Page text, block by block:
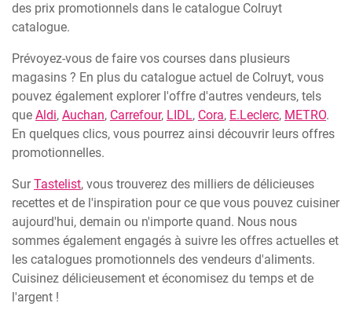
des prix promotionnels dans le catalogue Colruyt
catalogue.
Prévoyez-vous de faire vos courses dans plusieurs
magasins ? En plus du catalogue actuel de Colruyt, vous
pouvez également explorer l'offre d'autres vendeurs, tels
que Aldi, Auchan, Carrefour, LIDL, Cora, E.Leclerc, METRO.
En quelques clics, vous pourrez ainsi découvrir leurs offres
promotionnelles.
SurTastelist, vous trouverez des milliers de délicieuses
recettes et de l'inspiration pour ce que vous pouvez cuisiner
aujourd'hui, demain ou n'importe quand. Nous nous
sommes également engagés à suivre les offres actuelles et
les catalogues promotionnels des vendeurs d'aliments.
Cuisinez délicieusement et économisez du temps et de
l'argent !